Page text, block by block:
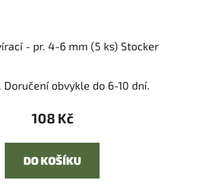
- pr. 4-6 mm (5 ks) Stocker
Doručení obvykle do 6-10 dní.
108 Kč
DO KOŠÍKU